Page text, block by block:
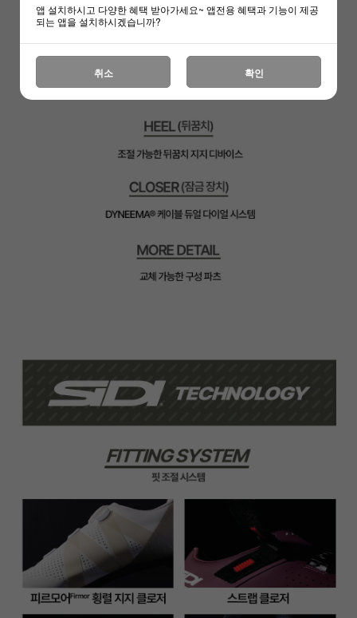
앱 설치하시고 다양한 혜택 받아가세요~ 앱전용 혜택과 기능이 제공
되는 앱을 설치하시겠습니까?
취소 확인